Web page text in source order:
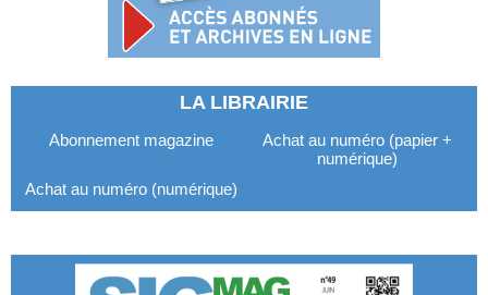
LA LIBRAIRIE
Abonnement magazine
Achat au numéro (papier +
numérique)
Achat au numéro (numérique)